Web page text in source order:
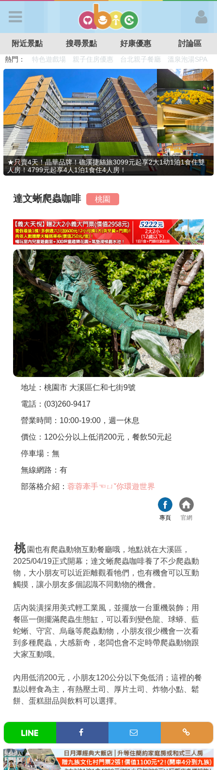
APP登入
首 頁
搜尋景點
好康優惠
最新消息
最新留言
商家合作
推薦景點
討論區
聯絡我們
APP下載
附近景點 搜尋景點 好康優惠 討論區
熱門： 溜滑梯民宿 觀光工廠 DIY摘果
日本親子景點
特色遊戲場
親子住房優惠 台北親子餐廳 溫泉泡湯SPA
★只賣4天！晶華品牌！礁溪捷絲旅3099元起享2大1幼1泊1食住雙
人房！4799元起享4人1泊1食住4人房！
達文蜥爬蟲咖啡 桃園
地址：桃園市 大溪區仁和七街9號
電話：(03)260-9417
營業時間：10:00-19:00，週一休息
價位：120公分以上低消200元，餐飲50元起
停車場：無
無線網路：有
部落格介紹： 蓉蓉牽手☜ㄩˇ你環遊世界
專頁 官網
桃 園也有爬蟲動物互動餐廳哦，地點就在大溪區，
2025/04/19正式開幕；達文蜥爬蟲咖啡養了不少爬蟲動
物，大小朋友可以近距離觀看牠們，也有機會可以互動
觸摸，讓小朋友多個認識不同動物的機會。
店內裝潢採用美式輕工業風，並擺放一台重機裝飾；用
餐區一側擺滿爬蟲生態缸，可以看到變色龍、球蟒、藍
蛇蜥、守宮、烏龜等爬蟲動物，小朋友很少機會一次看
到多種爬蟲，大感新奇，老闆也會不定時帶爬蟲動物跟
大家互動哦。
內用低消200元，小朋友120公分以下免低消；這裡的餐
點以輕食為主，有熱壓土司、厚片土司、炸物小點、鬆
餅、蛋糕甜品與飲料可以選擇。